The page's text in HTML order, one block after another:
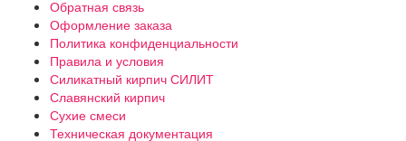
Обратная связь
Оформление заказа
Политика конфиденциальности
Правила и условия
Силикатный кирпич СИЛИТ
Славянский кирпич
Сухие смеси
Техническая документация